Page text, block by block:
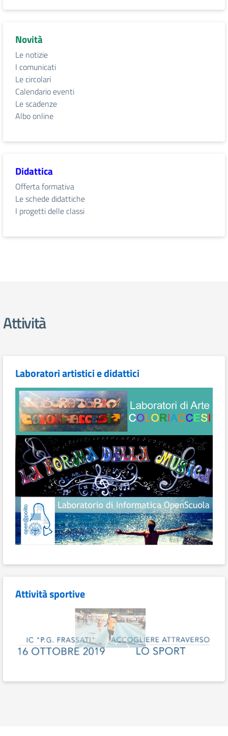
Novità
Le notizie
I comunicati
Le circolari
Calendario eventi
Le scadenze
Albo online
Didattica
Offerta formativa
Le schede didattiche
I progetti delle classi
Attività
Laboratori artistici e didattici
Attività sportive